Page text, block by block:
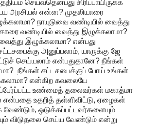
செய்வதென்பது சிரிப்பாயிருக்க
அரசியல் என்ன? முதலியாரை
நாயுடுவை வண்டியில் வைத்து
வண்டியில் வைத்து இழுக்கலாமா?
இழுக்கலாமா? என்பது
அனுப்பலாம், யாருக்கு ஜே
செய்யலாம் என்பதுதானே? நீங்கள்
நீங்கள் சட்டசபைக்குப் போய் உங்கள்
என்கிற கவலையே
உண்மைத் தலைவர்கள் மகாத்மா
உதறித் தள்ளிவிட்டு, ஏழைகள்
ஒடுக்கப்பட்டவர்களையும்
விடுதலை செய்ய வேண்டும் என்று